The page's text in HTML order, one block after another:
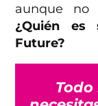
aunque no
¿Quién
Future?
Todo